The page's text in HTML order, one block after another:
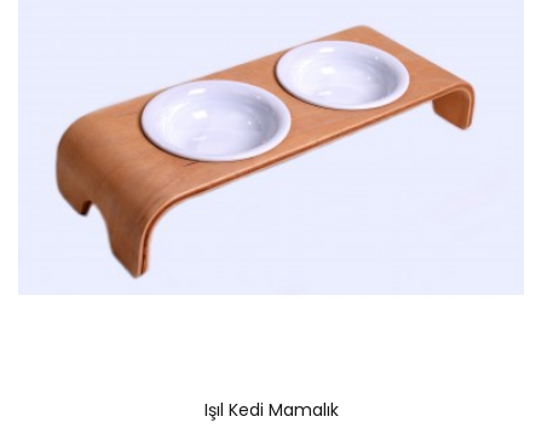
Işıl Kedi Mamalık